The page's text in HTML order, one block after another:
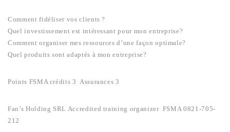
Comment fidéliser vos clients ?
Quel investissement est intéressant pour mon entreprise?
Comment organiser mes ressources d’une façon optimale?
Quel produits sont adaptés à mon entreprise?
Points FSMA crédits 3 Assurances 3
Fan’s Holding SRL Accredited training organizer FSMA 0821-705-
212